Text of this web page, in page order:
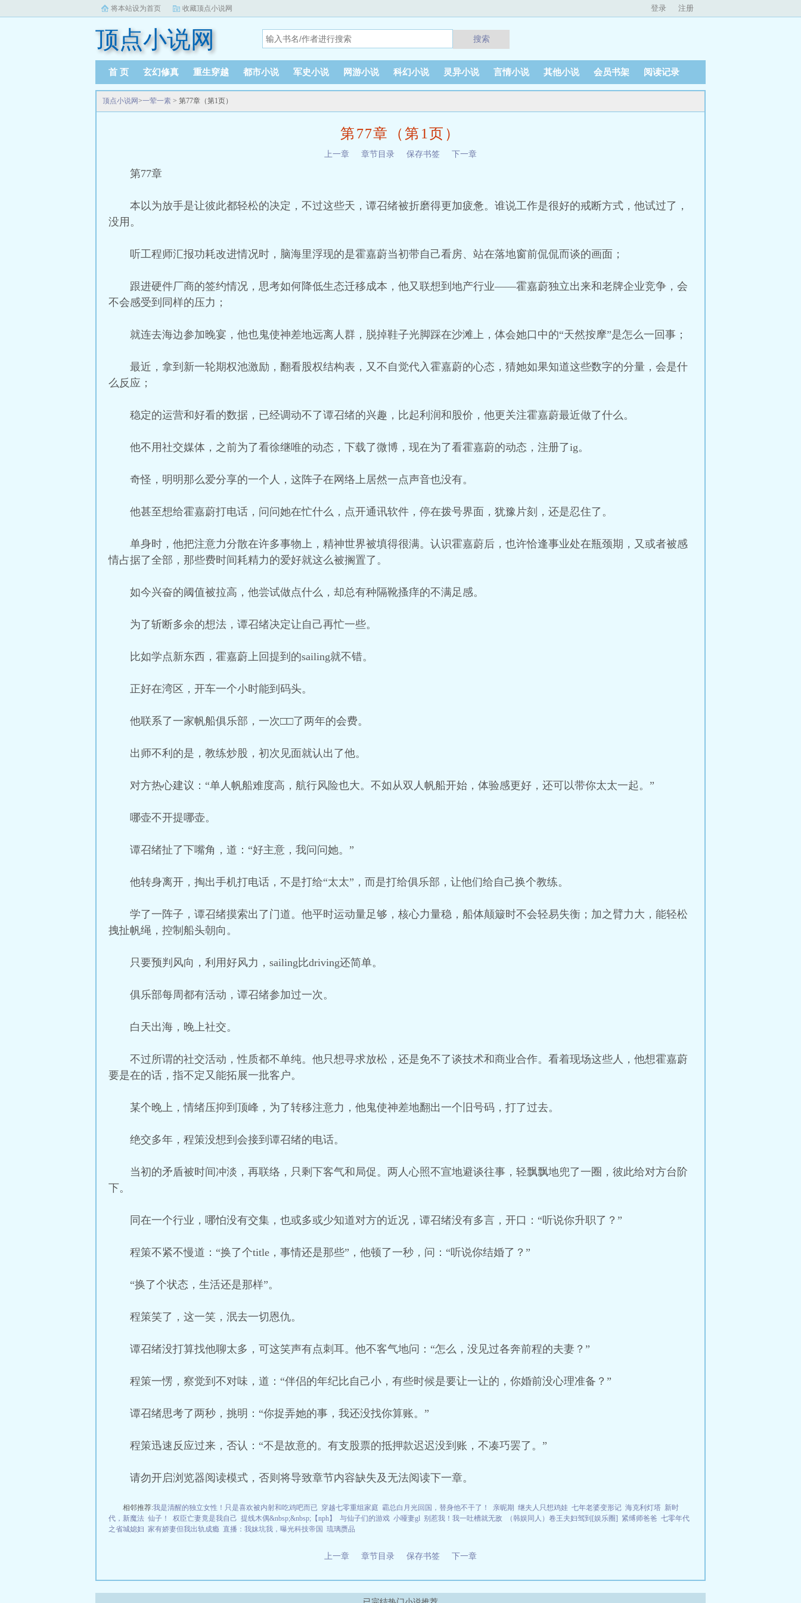
将本站设为首页 收藏顶点小说网 登录 注册
顶点小说网 搜索
首 页 玄幻修真 重生穿越 都市小说 军史小说 网游小说 科幻小说 灵异小说 言情小说 其他小说 会员书架 阅读记录
顶点小说网>一荤一素 > 第77章（第1页）
第77章（第1页）
上一章 章节目录 保存书签 下一章
第77章
本以为放手是让彼此都轻松的决定，不过这些天，谭召绪被折磨得更加疲惫。谁说工作是很好的戒断方式，他试过了，
没用。
听工程师汇报功耗改进情况时，脑海里浮现的是霍嘉蔚当初带自己看房、站在落地窗前侃侃而谈的画面；
跟进硬件厂商的签约情况，思考如何降低生态迁移成本，他又联想到地产行业——霍嘉蔚独立出来和老牌企业竞争，会
不会感受到同样的压力；
就连去海边参加晚宴，他也鬼使神差地远离人群，脱掉鞋子光脚踩在沙滩上，体会她口中的“天然按摩”是怎么一回事；
最近，拿到新一轮期权池激励，翻看股权结构表，又不自觉代入霍嘉蔚的心态，猜她如果知道这些数字的分量，会是什
么反应；
稳定的运营和好看的数据，已经调动不了谭召绪的兴趣，比起利润和股价，他更关注霍嘉蔚最近做了什么。
他不用社交媒体，之前为了看徐继唯的动态，下载了微博，现在为了看霍嘉蔚的动态，注册了ig。
奇怪，明明那么爱分享的一个人，这阵子在网络上居然一点声音也没有。
他甚至想给霍嘉蔚打电话，问问她在忙什么，点开通讯软件，停在拨号界面，犹豫片刻，还是忍住了。
单身时，他把注意力分散在许多事物上，精神世界被填得很满。认识霍嘉蔚后，也许恰逢事业处在瓶颈期，又或者被感
情占据了全部，那些费时间耗精力的爱好就这么被搁置了。
如今兴奋的阈值被拉高，他尝试做点什么，却总有种隔靴搔痒的不满足感。
为了斩断多余的想法，谭召绪决定让自己再忙一些。
比如学点新东西，霍嘉蔚上回提到的sailing就不错。
正好在湾区，开车一个小时能到码头。
他联系了一家帆船俱乐部，一次□□了两年的会费。
出师不利的是，教练炒股，初次见面就认出了他。
对方热心建议：“单人帆船难度高，航行风险也大。不如从双人帆船开始，体验感更好，还可以带你太太一起。”
哪壶不开提哪壶。
谭召绪扯了下嘴角，道：“好主意，我问问她。”
他转身离开，掏出手机打电话，不是打给“太太”，而是打给俱乐部，让他们给自己换个教练。
学了一阵子，谭召绪摸索出了门道。他平时运动量足够，核心力量稳，船体颠簸时不会轻易失衡；加之臂力大，能轻松
拽扯帆绳，控制船头朝向。
只要预判风向，利用好风力，sailing比driving还简单。
俱乐部每周都有活动，谭召绪参加过一次。
白天出海，晚上社交。
不过所谓的社交活动，性质都不单纯。他只想寻求放松，还是免不了谈技术和商业合作。看着现场这些人，他想霍嘉蔚
要是在的话，指不定又能拓展一批客户。
某个晚上，情绪压抑到顶峰，为了转移注意力，他鬼使神差地翻出一个旧号码，打了过去。
绝交多年，程策没想到会接到谭召绪的电话。
当初的矛盾被时间冲淡，再联络，只剩下客气和局促。两人心照不宣地避谈往事，轻飘飘地兜了一圈，彼此给对方台阶
下。
同在一个行业，哪怕没有交集，也或多或少知道对方的近况，谭召绪没有多言，开口：“听说你升职了？”
程策不紧不慢道：“换了个title，事情还是那些”，他顿了一秒，问：“听说你结婚了？”
“换了个状态，生活还是那样”。
程策笑了，这一笑，泯去一切恩仇。
谭召绪没打算找他聊太多，可这笑声有点刺耳。他不客气地问：“怎么，没见过各奔前程的夫妻？”
程策一愣，察觉到不对味，道：“伴侣的年纪比自己小，有些时候是要让一让的，你婚前没心理准备？”
谭召绪思考了两秒，挑明：“你捉弄她的事，我还没找你算账。”
程策迅速反应过来，否认：“不是故意的。有支股票的抵押款迟迟没到账，不凑巧罢了。”
请勿开启浏览器阅读模式，否则将导致章节内容缺失及无法阅读下一章。
相邻推荐:我是清醒的独立女性！只是喜欢被内射和吃鸡吧而已 穿越七零重组家庭 霸总白月光回国，替身他不干了！ 亲昵期 继夫人只想鸡娃 七年老婆变形记 海克利灯塔 新时
代，新魔法 仙子！ 权臣亡妻竟是我自己 提线木偶&nbsp;&nbsp;【nph】 与仙子们的游戏 小哑妻gl 别惹我！我一吐槽就无敌 （韩娱同人）卷王夫妇驾到[娱乐圈] 紧缚师爸爸 七零年代
之省城媳妇 家有娇妻但我出轨成瘾 直播：我妹坑我，曝光科技帝国 琉璃赝品
上一章 章节目录 保存书签 下一章